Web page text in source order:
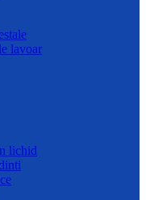
lavoar
lichid